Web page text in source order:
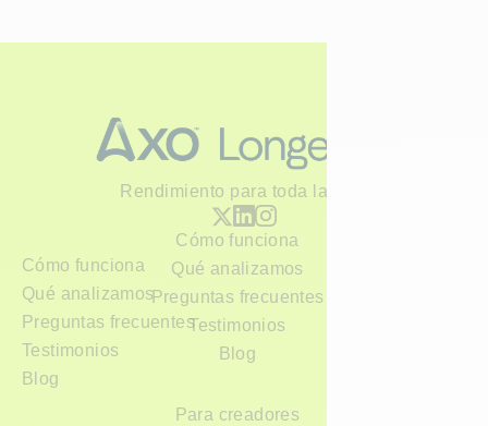
Rendimiento para toda la vida
Cómo funciona
Cómo funciona
Qué analizamos
Qué analizamosPreguntas frecuentes
Preguntas frecuentesTestimonios
Testimonios
Blog
Blog
Para creadores